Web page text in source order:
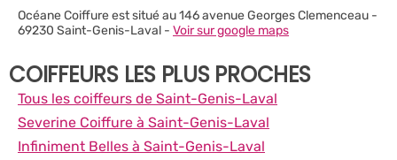
Océane Coiffure est situé au 146 avenue Georges Clemenceau -
69230 Saint-Genis-Laval - Voir sur google maps
COIFFEURS LES PLUS PROCHES
Tous les coiffeurs de Saint-Genis-Laval
Severine Coiffure à Saint-Genis-Laval
Infiniment Belles à Saint-Genis-Laval